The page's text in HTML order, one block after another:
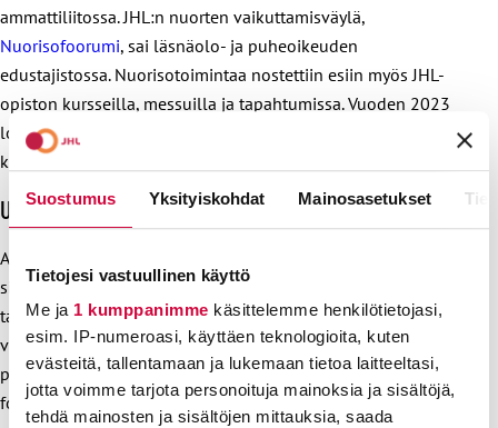
Suostumus Yksityiskohdat Mainosasetukset
Tietojesi vastuullinen käyttö
Me ja 1 kumppanimme käsittelemme henkilötietojasi,
esim. IP-numeroasi, käyttäen teknologioita, kuten
evästeitä, tallentamaan ja lukemaan tietoa laitteeltasi,
jotta voimme tarjota personoituja mainoksia ja sisältöjä,
tehdä mainosten ja sisältöjen mittauksia, saada
ammattiliitossa. JHL:n nuorten vaikuttamisväylä,
Nuorisofoorumi, sai läsnäolo- ja puheoikeuden
edustajistossa. Nuorisotoimintaa nostettiin esiin myös JHL-
opiston kursseilla, messuilla ja tapahtumissa. Vuoden 2023
lopussa nuorten jäsenmäärä oli huomattavasti suurempi
kuin vielä pari vuotta aiemmin.
Uusi ilme näkyi verkossa ja painotuotteissa
Ammattiliitto JHL lähti vuoteen 2023 entistä tuoreempana,
sillä liiton uusi visuaalinen ilme näki päivänvalon
tammikuussa 2023. Ilmeen uudistaminen yhtenäistää JHL:n
viestintää ja perustuu tuttuihin pääväreihin, oranssiin ja
punaiseen. Lisäksi käytössä on muutama lisäväri ja
fonttiperhe.